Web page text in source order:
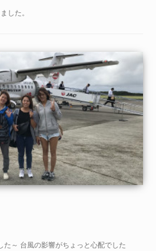
した。
た～ 台風の影響がちょっと心配でした